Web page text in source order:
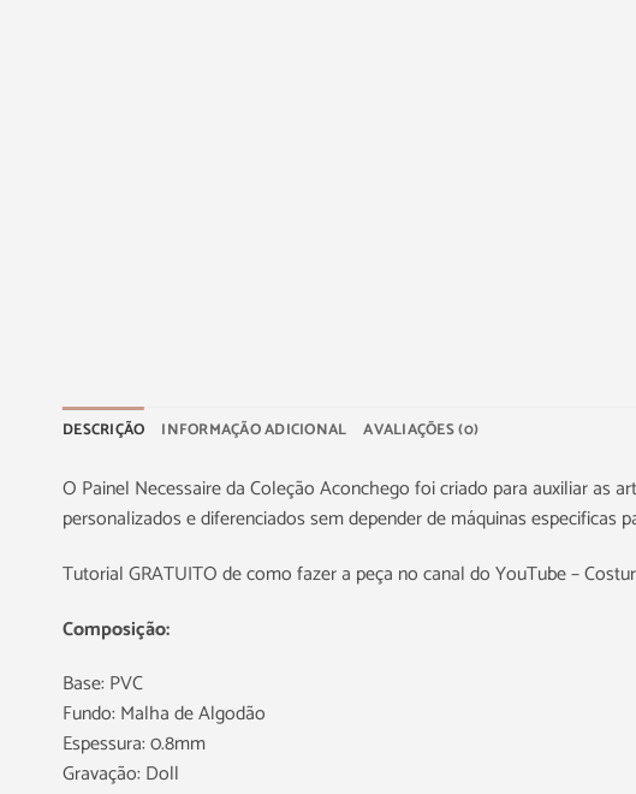
DESCRIÇÃO INFORMAÇÃO ADICIONAL AVALIAÇÕES (0)
O Painel Necessaire da Coleção Aconchego foi criado para auxiliar as
personalizados e diferenciados sem depender de máquinas especificas
Tutorial GRATUITO de como fazer a peça no canal do YouTube –
Composição:
Base: PVC
Fundo: Malha de Algodão
Espessura: 0.8mm
Gravação: Doll